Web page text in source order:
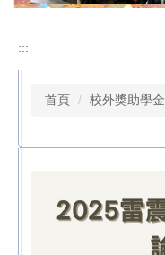
:::
首頁 校外獎助學金